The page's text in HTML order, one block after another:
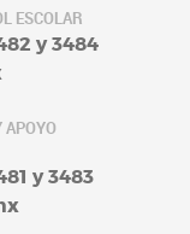
ESCOLAR
y 3484
APOYO
y 3483